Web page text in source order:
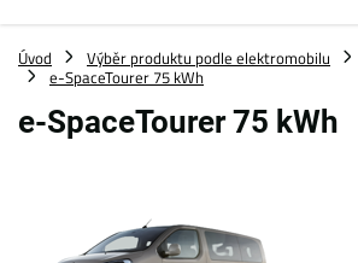
Úvod Výběr produktu podle elektromobilu
e-SpaceTourer 75 kWh
e-SpaceTourer 75 kWh